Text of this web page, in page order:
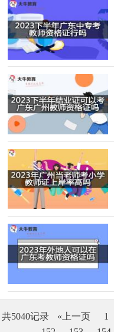
共5040记录 «上一页 1